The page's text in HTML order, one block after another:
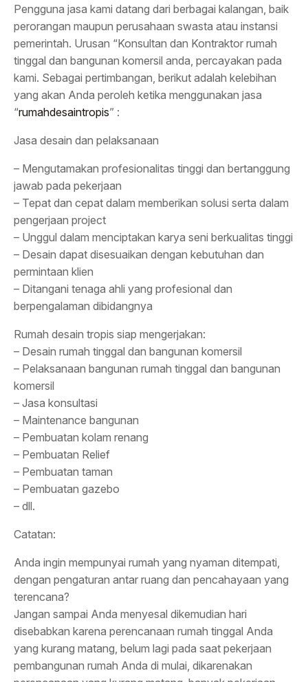
Pengguna jasa kami datang dari berbagai kalangan, baik
perorangan maupun perusahaan swasta atau instansi
pemerintah. Urusan “Konsultan dan Kontraktor rumah
tinggal dan bangunan komersil anda, percayakan pada
kami. Sebagai pertimbangan, berikut adalah kelebihan
yang akan Anda peroleh ketika menggunakan jasa
“rumahdesaintropis” :
Jasa desain dan pelaksanaan
– Mengutamakan profesionalitas tinggi dan bertanggung
jawab pada pekerjaan
– Tepat dan cepat dalam memberikan solusi serta dalam
pengerjaan project
– Unggul dalam menciptakan karya seni berkualitas tinggi
– Desain dapat disesuaikan dengan kebutuhan dan
permintaan klien
– Ditangani tenaga ahli yang profesional dan
berpengalaman dibidangnya
Rumah desain tropis siap mengerjakan:
– Desain rumah tinggal dan bangunan komersil
– Pelaksanaan bangunan rumah tinggal dan bangunan
komersil
– Jasa konsultasi
– Maintenance bangunan
– Pembuatan kolam renang
– Pembuatan Relief
– Pembuatan taman
– Pembuatan gazebo
– dll.
Catatan:
Anda ingin mempunyai rumah yang nyaman ditempati,
dengan pengaturan antar ruang dan pencahayaan yang
terencana?
Jangan sampai Anda menyesal dikemudian hari
disebabkan karena perencanaan rumah tinggal Anda
yang kurang matang, belum lagi pada saat pekerjaan
pembangunan rumah Anda di mulai, dikarenakan